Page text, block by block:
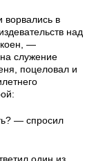
в
над
—
служение
поцеловал и
— спросил